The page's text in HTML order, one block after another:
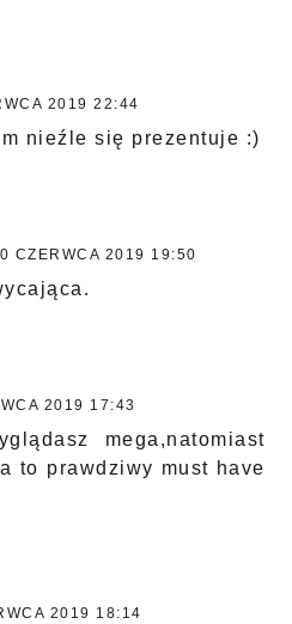
2019 22:44
nieźle się prezentuje :)
CZERWCA 2019 19:50
2019 17:43
mega,natomiast
to prawdziwy must have
2019 18:14